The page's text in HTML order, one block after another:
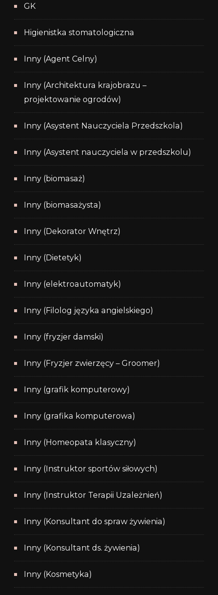
GK
Higienistka stomatologiczna
Inny (Agent Celny)
Inny (Architektura krajobrazu –
projektowanie ogrodów)
Inny (Asystent Nauczyciela Przedszkola)
Inny (Asystent nauczyciela w przedszkolu)
Inny (biomasaż)
Inny (biomasażysta)
Inny (Dekorator Wnętrz)
Inny (Dietetyk)
Inny (elektroautomatyk)
Inny (Filolog języka angielskiego)
Inny (fryzjer damski)
Inny (Fryzjer zwierzęcy – Groomer)
Inny (grafik komputerowy)
Inny (grafika komputerowa)
Inny (Homeopata klasyczny)
Inny (Instruktor sportów siłowych)
Inny (Instruktor Terapii Uzależnień)
Inny (Konsultant do spraw żywienia)
Inny (Konsultant ds. żywienia)
Inny (Kosmetyka)